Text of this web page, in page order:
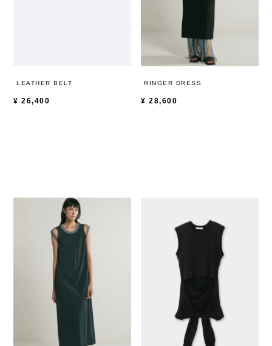
LEATHER BELT
¥ 26,400
RINGER DRESS
¥ 28,600